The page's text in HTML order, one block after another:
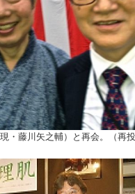
・藤川矢之輔）と再会。（再投